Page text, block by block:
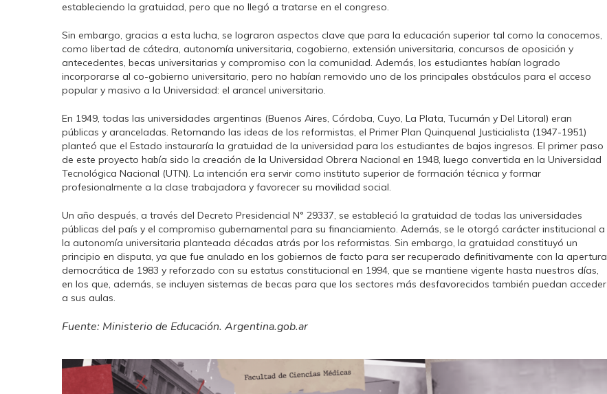
estableciendo la gratuidad, pero que no llegó a tratarse en el congreso.
Sin embargo, gracias a esta lucha, se lograron aspectos clave que para la educación superior tal como la conocemos,
como libertad de cátedra, autonomía universitaria, cogobierno, extensión universitaria, concursos de oposición y
antecedentes, becas universitarias y compromiso con la comunidad. Además, los estudiantes habían logrado
incorporarse al co-gobierno universitario, pero no habían removido uno de los principales obstáculos para el acceso
popular y masivo a la Universidad: el arancel universitario.
En 1949, todas las universidades argentinas (Buenos Aires, Córdoba, Cuyo, La Plata, Tucumán y Del Litoral) eran
públicas y aranceladas. Retomando las ideas de los reformistas, el Primer Plan Quinquenal Justicialista (1947-1951)
planteó que el Estado instauraría la gratuidad de la universidad para los estudiantes de bajos ingresos. El primer paso
de este proyecto había sido la creación de la Universidad Obrera Nacional en 1948, luego convertida en la Universidad
Tecnológica Nacional (UTN). La intención era servir como instituto superior de formación técnica y formar
profesionalmente a la clase trabajadora y favorecer su movilidad social.
Un año después, a través del Decreto Presidencial N° 29337, se estableció la gratuidad de todas las universidades
públicas del país y el compromiso gubernamental para su financiamiento. Además, se le otorgó carácter institucional a
la autonomía universitaria planteada décadas atrás por los reformistas. Sin embargo, la gratuidad constituyó un
principio en disputa, ya que fue anulado en los gobiernos de facto para ser recuperado definitivamente con la apertura
democrática de 1983 y reforzado con su estatus constitucional en 1994, que se mantiene vigente hasta nuestros días,
en los que, además, se incluyen sistemas de becas para que los sectores más desfavorecidos también puedan acceder
a sus aulas.
Fuente: Ministerio de Educación. Argentina.gob.ar